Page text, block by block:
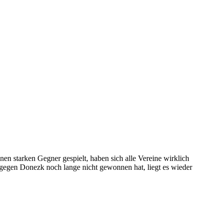
starken Gegner gespielt, haben sich alle Vereine wirklich
Donezk noch lange nicht gewonnen hat, liegt es wieder